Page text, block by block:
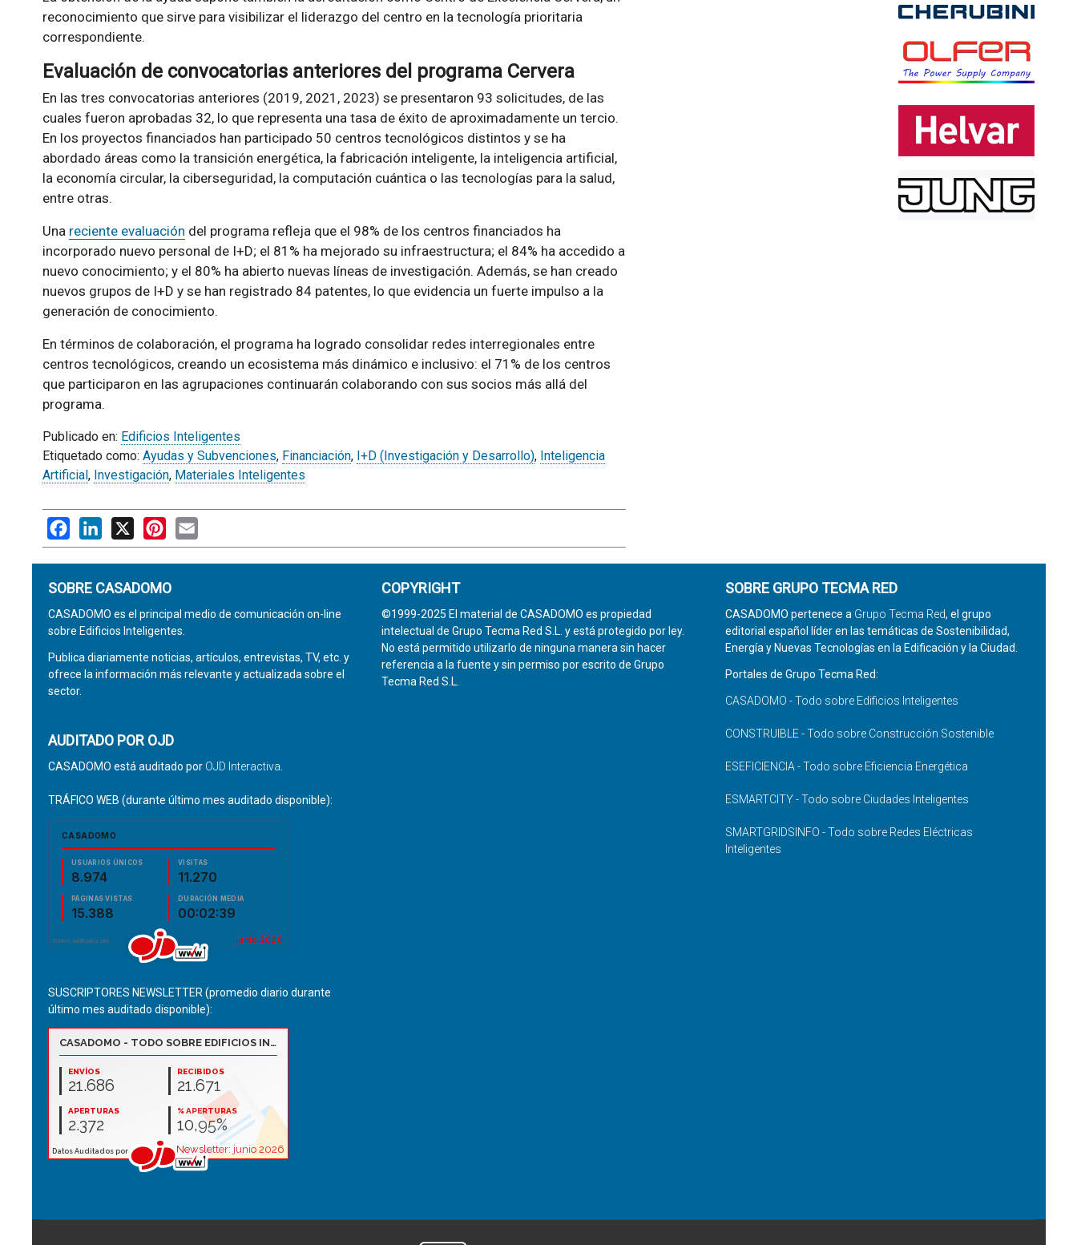
reconocimiento que sirve para visibilizar el liderazgo del centro en la tecnología prioritaria
correspondiente.
Evaluación de convocatorias anteriores del programa Cervera
En las tres convocatorias anteriores (2019, 2021, 2023) se presentaron 93 solicitudes, de las
cuales fueron aprobadas 32, lo que representa una tasa de éxito de aproximadamente un tercio.
En los proyectos financiados han participado 50 centros tecnológicos distintos y se ha
abordado áreas como la transición energética, la fabricación inteligente, la inteligencia artificial,
la economía circular, la ciberseguridad, la computación cuántica o las tecnologías para la salud,
entre otras.
Una reciente evaluación del programa refleja que el 98% de los centros financiados ha
incorporado nuevo personal de I+D; el 81% ha mejorado su infraestructura; el 84% ha accedido a
nuevo conocimiento; y el 80% ha abierto nuevas líneas de investigación. Además, se han creado
nuevos grupos de I+D y se han registrado 84 patentes, lo que evidencia un fuerte impulso a la
generación de conocimiento.
En términos de colaboración, el programa ha logrado consolidar redes interregionales entre
centros tecnológicos, creando un ecosistema más dinámico e inclusivo: el 71% de los centros
que participaron en las agrupaciones continuarán colaborando con sus socios más allá del
programa.
Publicado en: Edificios Inteligentes
Etiquetado como: Ayudas y Subvenciones, Financiación, I+D (Investigación y Desarrollo), Inteligencia
Artificial, Investigación, Materiales Inteligentes
FacebookLinkedIn
X PinterestEmail
SOBRE CASADOMO
CASADOMO es el principal medio de comunicación on-line
sobre Edificios Inteligentes.
Publica diariamente noticias, artículos, entrevistas, TV, etc. y
ofrece la información más relevante y actualizada sobre el
sector.
AUDITADO POR OJD
CASADOMO está auditado por OJD Interactiva
TRÁFICO WEB (durante último mes auditado disponible):
SUSCRIPTORES NEWSLETTER (promedio diario durante
último mes auditado disponible):
COPYRIGHT
©1999-2025 El material de CASADOMO es propiedad
intelectual de Grupo Tecma Red S.L. y está protegido por ley.
No está permitido utilizarlo de ninguna manera sin hacer
referencia a la fuente y sin permiso por escrito de Grupo
Tecma Red S.L.
SOBRE GRUPO TECMA RED
CASADOMO pertenece a Grupo Tecma Red, el grupo
editorial español líder en las temáticas de Sostenibilidad,
Energía y Nuevas Tecnologías en la Edificación y la Ciudad.
Portales de Grupo Tecma Red:
CASADOMO - Todo sobre Edificios Inteligentes
CONSTRUIBLE - Todo sobre Construcción Sostenible
ESEFICIENCIA - Todo sobre Eficiencia Energética
ESMARTCITY - Todo sobre Ciudades Inteligentes
SMARTGRIDSINFO - Todo sobre Redes Eléctricas
Inteligentes